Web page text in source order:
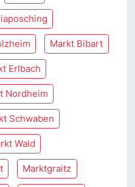
Markt Bibart
Erlbach
Nordheim
Schwaben
Wald
Marktgraitz